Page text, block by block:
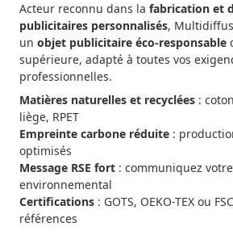
Acteur reconnu dans la fabrication et
publicitaires personnalisés,
un objet publicitaire éco-responsable
supérieure, adapté à toutes vos
professionnelles.
Matières naturelles et recyclées :
liège, RPET
Empreinte carbone réduite :
optimisés
Message RSE fort : communiquez
environnemental
Certifications : GOTS, OEKO-TEX ou
références